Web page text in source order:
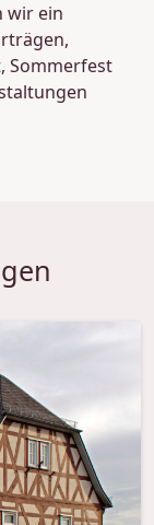
wir ein
Sommerfest